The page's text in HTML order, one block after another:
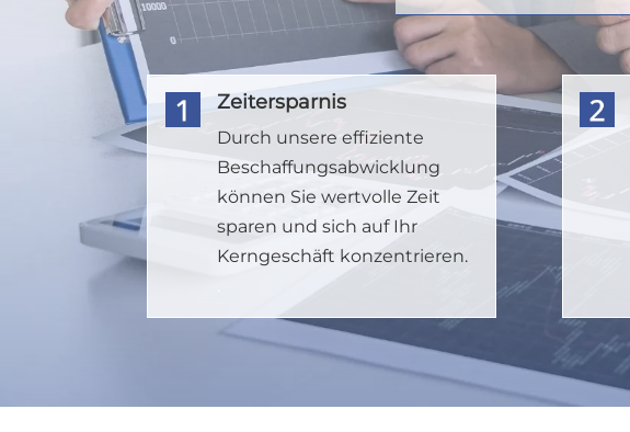
Zeitersparnis
Durch unsere effiziente
Beschaffungsabwicklung
können Sie wertvolle Zeit
sparen und sich auf Ihr
Kerngeschäft konzentrieren.